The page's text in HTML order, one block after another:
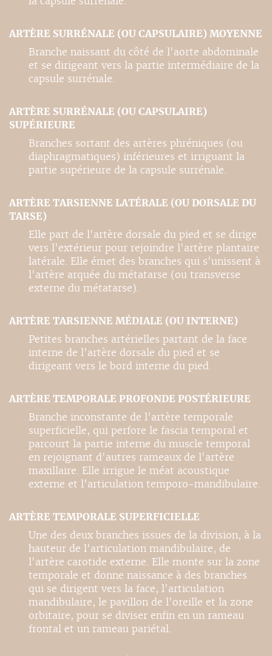
ARTÈRE SURRÉNALE (OU CAPSULAIRE) MOYENNE
Branche naissant du côté de l'aorte abdominale
et se dirigeant vers la partie intermédiaire de la
capsule surrénale.
ARTÈRE SURRÉNALE (OU CAPSULAIRE)
SUPÉRIEURE
Branches sortant des artères phréniques (ou
diaphragmatiques) inférieures et irriguant la
partie supérieure de la capsule surrénale.
ARTÈRE TARSIENNE LATÉRALE (OU DORSALE DU
TARSE)
Elle part de l'artère dorsale du pied et se dirige
vers l'extérieur pour rejoindre l'artère plantaire
latérale. Elle émet des branches qui s'unissent à
l'artère arquée du métatarse (ou transverse
externe du métatarse).
ARTÈRE TARSIENNE MÉDIALE (OU INTERNE)
Petites branches artérielles partant de la face
interne de l'artère dorsale du pied et se
dirigeant vers le bord interne du pied.
ARTÈRE TEMPORALE PROFONDE POSTÉRIEURE
Branche inconstante de l'artère temporale
superficielle, qui perfore le fascia temporal et
parcourt la partie interne du muscle temporal
en rejoignant d'autres rameaux de l'artère
maxillaire. Elle irrigue le méat acoustique
externe et l'articulation temporo-mandibulaire.
ARTÈRE TEMPORALE SUPERFICIELLE
Une des deux branches issues de la division, à la
hauteur de l'articulation mandibulaire, de
l'artère carotide externe. Elle monte sur la zone
temporale et donne naissance à des branches
qui se dirigent vers la face, l'articulation
mandibulaire, le pavillon de l'oreille et la zone
orbitaire, pour se diviser enfin en un rameau
frontal et un rameau pariétal.